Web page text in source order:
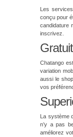
Les
conçu pour
candidature
inscrivez.
Chatango
variation
aussi le
vos
La système
n’y a pas
améliorez